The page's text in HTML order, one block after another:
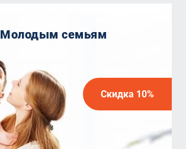
Молодым семьям
Скидка 10%